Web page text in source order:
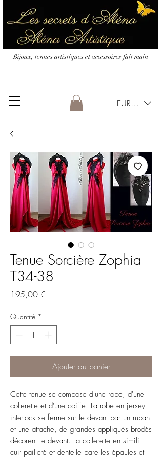
EUR (€)
Bijoux, tenues artistiques et accessoires fait main
Tenue Sorcière Zophia
T34-38
195,00 €
Quantité *
Ajouter au panier
Cette tenue se compose d'une robe, d'une
collerette et d'une coiffe. La robe en jersey
interlock se ferme sur le devant par un ruban
et une attache, de grandes appliqués brodés
décorent le devant. La collerette en simili
cuir pailleté et dentelle pare les épaules et